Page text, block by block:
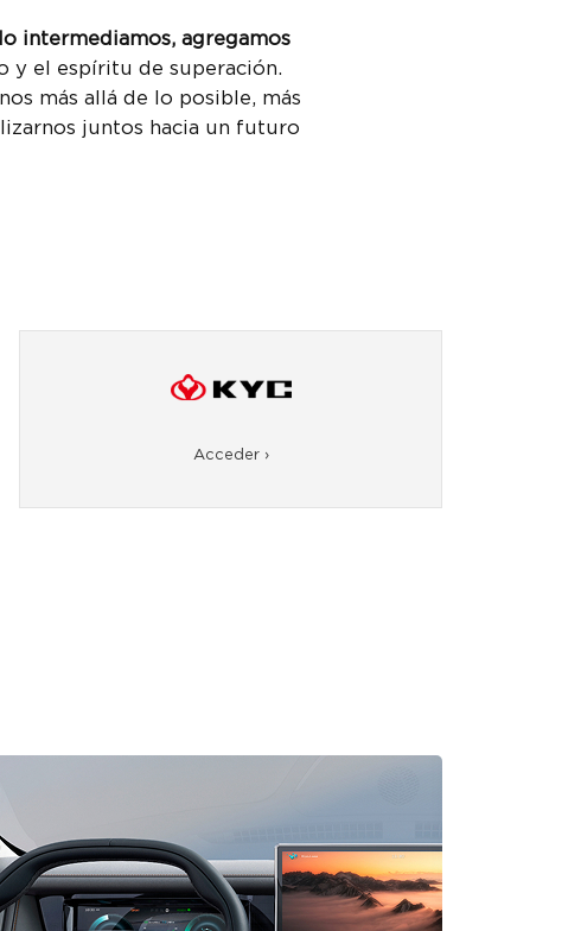
intermediamos, agregamos
y el espíritu de superación.
más allá de lo posible, más
juntos hacia un futuro
Acceder ›